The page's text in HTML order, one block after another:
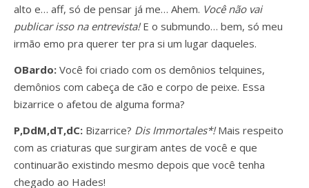
alto e… aff, só de pensar já me… Ahem. Você não vai
publicar isso na entrevista!E o submundo… bem, só meu
irmão emo pra querer ter pra si um lugar daqueles.
OBardo: Você foi criado com os demônios telquines,
demônios com cabeça de cão e corpo de peixe. Essa
bizarrice o afetou de alguma forma?
P,DdM,dT,dC: Bizarrice? Dis Immortales*!Mais respeito
com as criaturas que surgiram antes de você e que
continuarão existindo mesmo depois que você tenha
chegado ao Hades!